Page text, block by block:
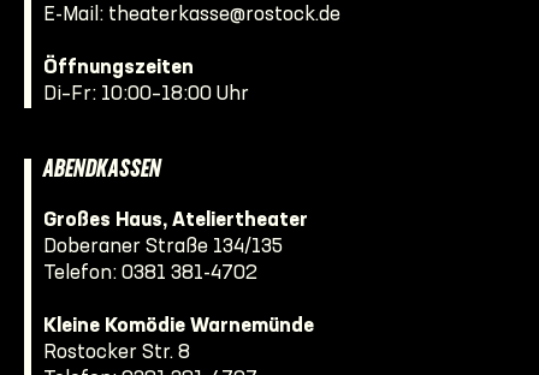
E-Mail: theaterkasse@rostock.de
Öffnungszeiten
Di–Fr: 10:00–18:00 Uhr
ABENDKASSEN
Großes Haus, Ateliertheater
Doberaner Straße 134/135
Telefon: 0381 381-4702
Kleine Komödie Warnemünde
Rostocker Str. 8